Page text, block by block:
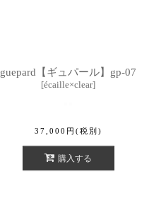
guepard【ギュパール】gp-07
[écaille×clear]
37,000 円 (税別)
購入する